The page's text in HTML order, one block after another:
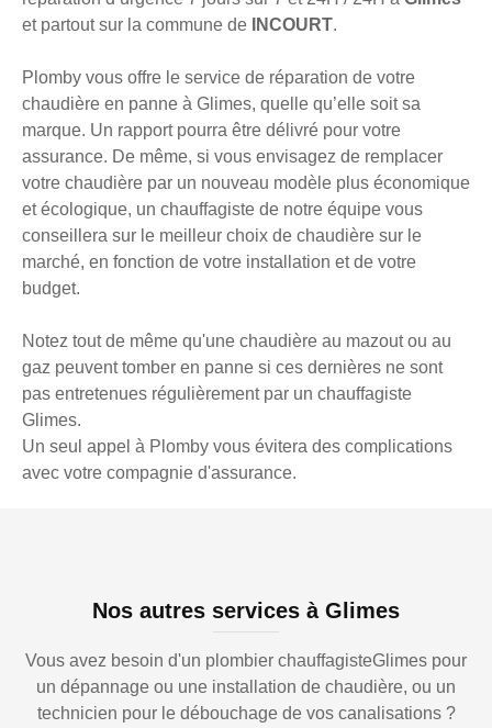
et partout sur la commune de
INCOURT.
Plomby vous offre le service de réparation de votre
chaudière en panne à Glimes, quelle qu’elle soit sa
marque. Un rapport pourra être délivré pour votre
assurance. De même, si vous envisagez de remplacer
votre chaudière par un nouveau modèle plus économique
et écologique, un chauffagiste de notre équipe vous
conseillera sur le meilleur choix de chaudière sur le
marché, en fonction de votre installation et de votre
budget.
Notez tout de même qu'une chaudière au mazout ou au
gaz peuvent tomber en panne si ces dernières ne sont
pas entretenues régulièrement par un chauffagiste
Glimes.
Un seul appel à Plomby vous évitera des complications
avec votre compagnie d'assurance.
Nos autres services à Glimes
Vous avez besoin d'un plombier chauffagisteGlimes pour
un dépannage ou une installation de chaudière, ou un
technicien pour le débouchage de vos canalisations ?